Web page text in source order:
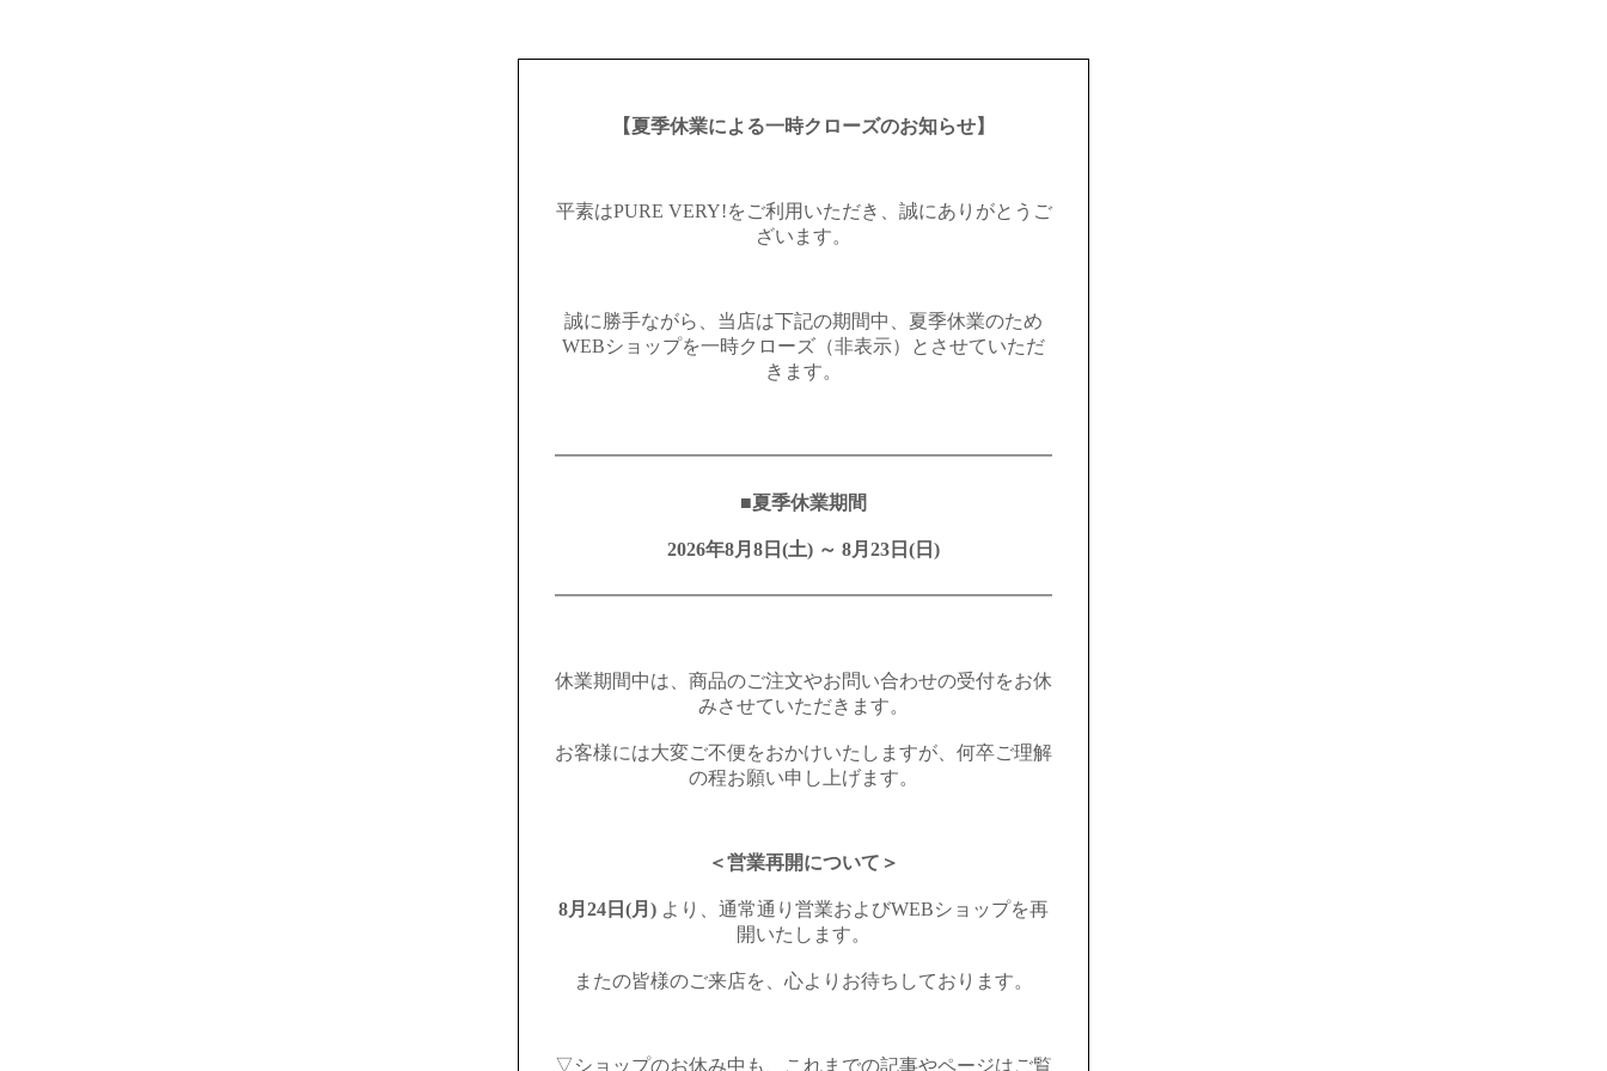
【夏季休業による一時クローズのお知らせ】
平素はPURE VERY!をご利用いただき、誠にありがとうご
ざいます。
誠に勝手ながら、当店は下記の期間中、夏季休業のため
WEBショップを一時クローズ（非表示）とさせていただ
きます。
━━━━━━━━━━━━━━━━━━━━━━━━━━
■夏季休業期間
2026年8月8日(土) ～ 8月23日(日)
━━━━━━━━━━━━━━━━━━━━━━━━━━
休業期間中は、商品のご注文やお問い合わせの受付をお休
みさせていただきます。
お客様には大変ご不便をおかけいたしますが、何卒ご理解
の程お願い申し上げます。
＜営業再開について＞
8月24日(月) より、通常通り営業およびWEBショップを再
開いたします。
またの皆様のご来店を、心よりお待ちしております。
▽ショップのお休み中も、これまでの記事やページはご覧